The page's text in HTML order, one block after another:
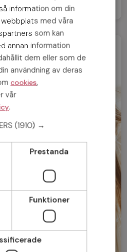
information om din
med våra
som kan
annan information
dem eller som de
användning av deras
cookies,
vår
.
(1910) →
Prestanda
Funktioner